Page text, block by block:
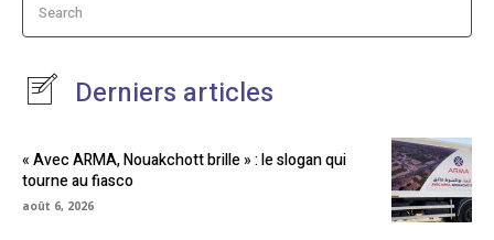
Search
Derniers articles
« Avec ARMA, Nouakchott brille » : le slogan qui
tourne au fiasco
août 6, 2026